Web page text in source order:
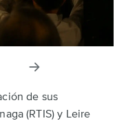
de sus
(RTIS) y Leire